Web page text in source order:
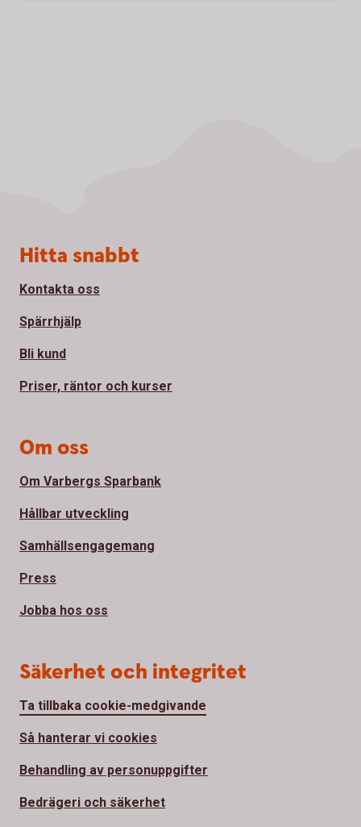
Sidfot
Hitta snabbt
Kontakta oss
Spärrhjälp
Bli kund
Priser, räntor och kurser
Om oss
Om Varbergs Sparbank
Hållbar utveckling
Samhällsengagemang
Press
Jobba hos oss
Säkerhet och integritet
Ta tillbaka cookie-medgivande
Så hanterar vi cookies
Behandling av personuppgifter
Bedrägeri och säkerhet